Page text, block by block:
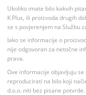
Ukoliko imate bilo kakvih
K Plus, ili proizvoda drugih
se s povjerenjem na Službu
Iako se informacije o
nije odgovoran za netočne
prava.
Ove informacije objavljuju
reproducirati na bilo koji
d.o.o. niti bez pisane potvrde.